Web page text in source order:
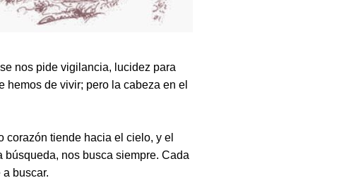
nos pide vigilancia, lucidez para
hemos de vivir; pero la cabeza en el
corazón tiende hacia el cielo, y el
nos busca siempre. Cada
buscar.